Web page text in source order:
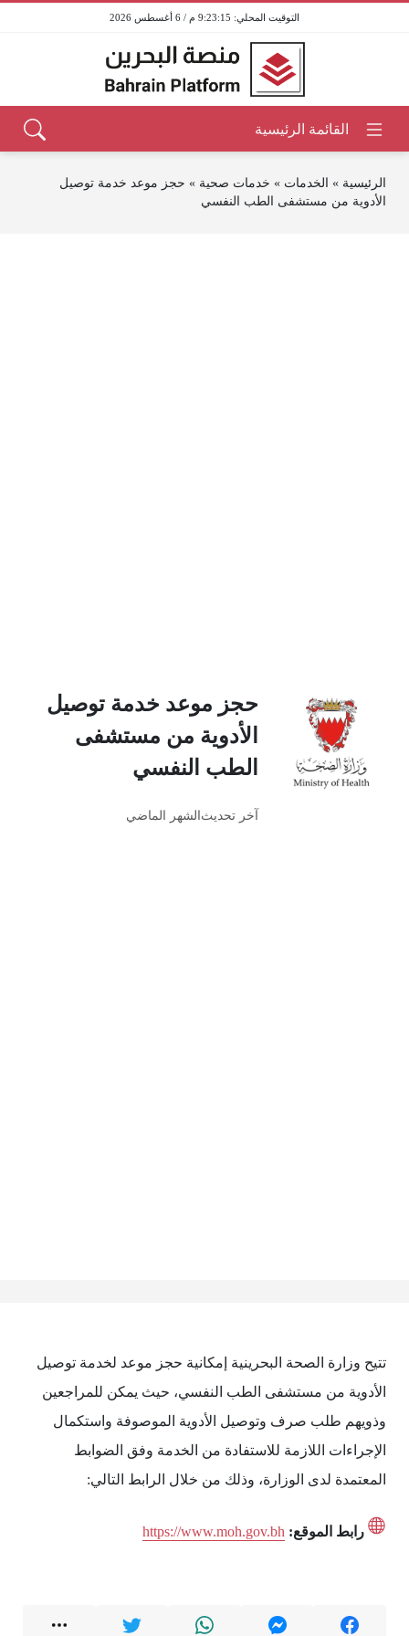
9:23:15 م / 6 أغسطس 2026
الرئيسية » الخدمات » خدمات صحية » حجز موعد خدمة توصيل
الأدوية من مستشفى الطب النفسي
حجز موعد خدمة توصيل
الأدوية من مستشفى
الطب النفسي
آخر تحديث الشهر الماضي
تتيح وزارة الصحة البحرينية إمكانية حجز موعد لخدمة توصيل
الأدوية من مستشفى الطب النفسي، حيث يمكن للمراجعين
وذويهم طلب صرف وتوصيل الأدوية الموصوفة واستكمال
الإجراءات اللازمة للاستفادة من الخدمة وفق الضوابط
المعتمدة لدى الوزارة، وذلك من خلال الرابط التالي:
رابط الموقع: https://www.moh.gov.bh